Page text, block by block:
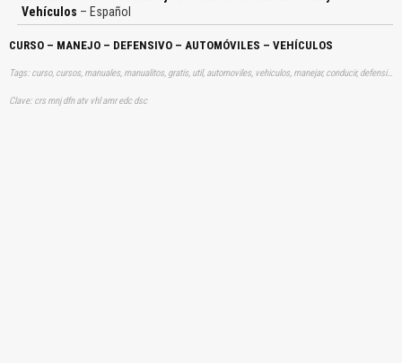
Vehículos – Español
CURSO – MANEJO – DEFENSIVO – AUTOMÓVILES – VEHÍCULOS
Tags: curso, cursos, manuales, manualitos, gratis, util, automoviles, vehiculos, manejar, conducir, defensiva, aprender, descargas
Clave: crs mnj dfn atv vhl amr edc dsc